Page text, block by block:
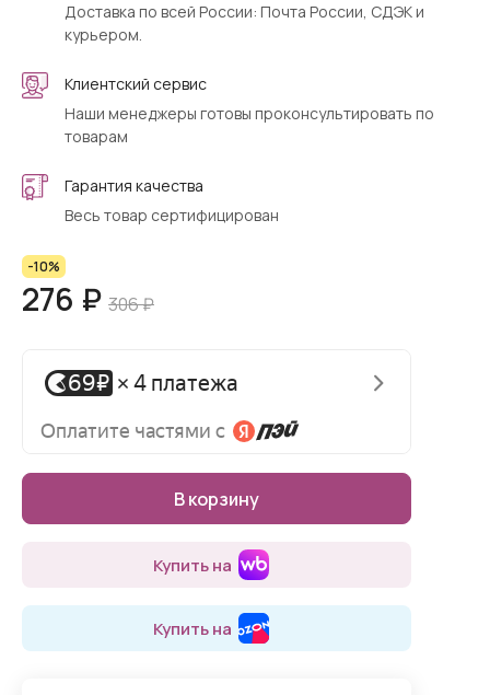
Доставка по всей России: Почта России, СДЭК и
курьером.
Клиентский сервис
Наши менеджеры готовы проконсультировать по
товарам
Гарантия качества
Весь товар сертифицирован
-10%
276 ₽ 306 ₽
В корзину
Купить на
Купить на